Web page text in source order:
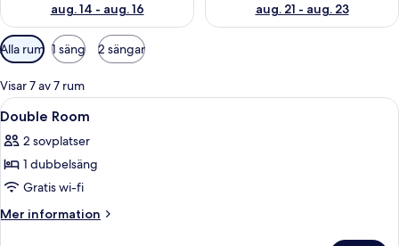
aug. 14 - aug. 16
aug. 21 - aug. 23
Tillgängliga
filter
för
rum
Alla rum 1 säng 2 sängar
Visar 7 av 7 rum
Öppna
alla
foton
för
Double
Room
Ett sovrum med en säng, ett
4
Double Room
2 sovplatser
1 dubbelsäng
Gratis wi-fi
Mer information
Mer